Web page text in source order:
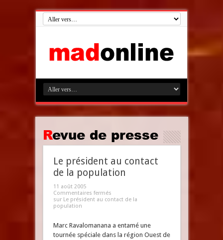
Revue de presse
Le président au contact
de la population
11 août 2005
Commentaires fermés
sur Le président au contact de la
population
Marc Ravalomanana a entamé une
tournée spéciale dans la région Ouest de